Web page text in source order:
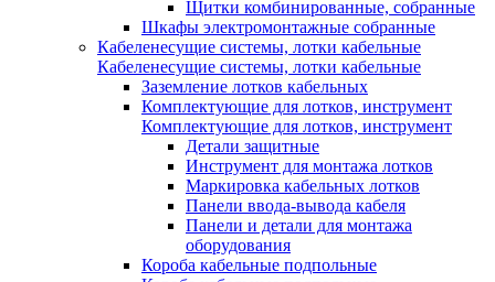
Щитки комбинированные, собранные
Шкафы электромонтажные собранные
Кабеленесущие системы, лотки кабельные
Кабеленесущие системы, лотки кабельные
Заземление лотков кабельных
Комплектующие для лотков, инструмент
Комплектующие для лотков, инструмент
Детали защитные
Инструмент для монтажа лотков
Маркировка кабельных лотков
Панели ввода-вывода кабеля
Панели и детали для монтажа
оборудования
Короба кабельные подпольные